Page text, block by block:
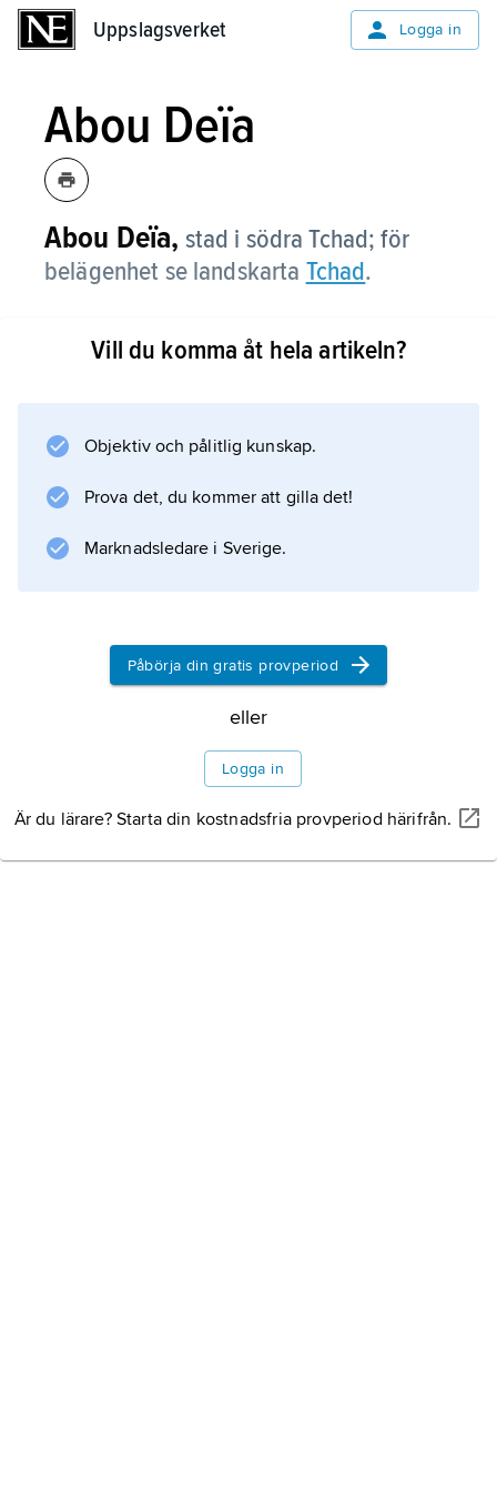
Uppslagsverket Logga in
Abou Deïa
Abou Deïa, stad i södra Tchad; för
belägenhet se landskarta Tchad.
Vill du komma åt hela artikeln?
Objektiv och pålitlig kunskap.
Prova det, du kommer att gilla det!
Marknadsledare i Sverige.
Påbörja din gratis provperiod
eller
Logga in
Är du lärare? Starta din kostnadsfria provperiod härifrån.